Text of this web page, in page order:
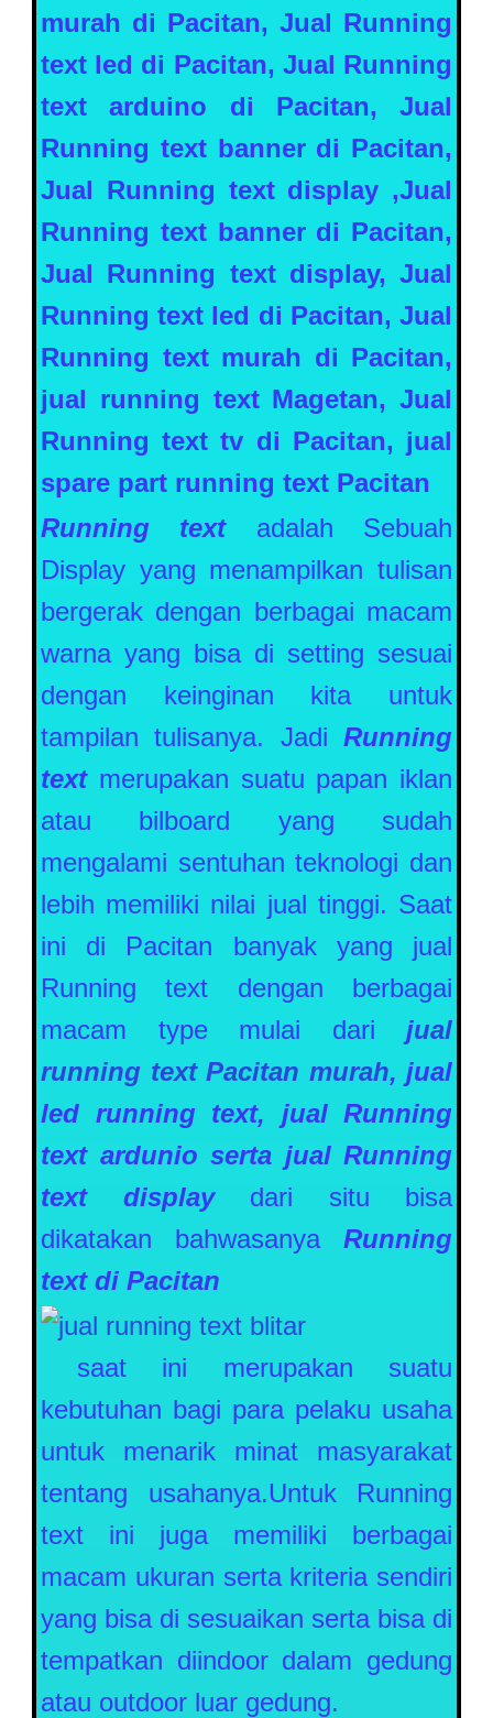
murah di Pacitan, Jual Running
text led di Pacitan, Jual Running
text arduino di Pacitan, Jual
Running text banner di Pacitan,
Jual Running text display ,Jual
Running text banner di Pacitan,
Jual Running text display, Jual
Running text led di Pacitan, Jual
Running text murah di Pacitan,
jual running text Magetan, Jual
Running text tv di Pacitan, jual
spare part running text Pacitan
Running text
adalah Sebuah
Display yang menampilkan tulisan
bergerak dengan berbagai macam
warna yang bisa di setting sesuai
dengan keinginan kita untuk
tampilan tulisanya. Jadi Running
text merupakan suatu papan iklan
atau bilboard yang sudah
mengalami sentuhan teknologi dan
lebih memiliki nilai jual tinggi. Saat
ini di Pacitan banyak yang jual
Running text dengan berbagai
macam type mulai dari jual
running text Pacitan murah, jual
led running text, jual Running
text ardunio serta jual Running
text display dari situ bisa
dikatakan bahwasanya Running
text di Pacitan
saat ini merupakan suatu
kebutuhan bagi para pelaku usaha
untuk menarik minat masyarakat
tentang usahanya.Untuk Running
text ini juga memiliki berbagai
macam ukuran serta kriteria sendiri
yang bisa di sesuaikan serta bisa di
tempatkan diindoor dalam gedung
atau outdoor luar gedung.